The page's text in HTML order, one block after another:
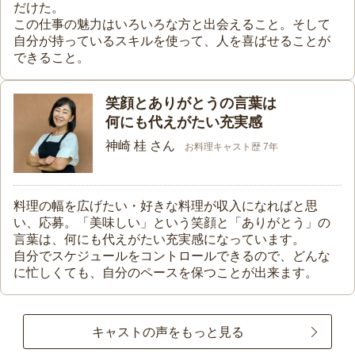
だけた。
この仕事の魅力はいろいろな方と出会えること。そして
自分が持っているスキルを使って、人を喜ばせることが
できること。
笑顔とありがとうの言葉は
何にも代えがたい充実感
神崎 桂 さん お料理キャスト歴 7年
料理の幅を広げたい・好きな料理が収入になればと思
い、応募。「美味しい」という笑顔と「ありがとう」の
言葉は、何にも代えがたい充実感になっています。
自分でスケジュールをコントロールできるので、どんな
に忙しくても、自分のペースを保つことが出来ます。
キャストの声をもっと見る